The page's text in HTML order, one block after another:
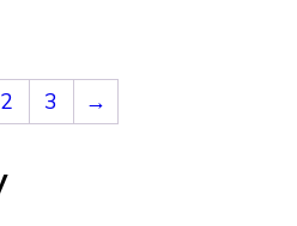
2 3 →